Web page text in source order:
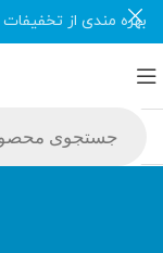
بهره مندی از